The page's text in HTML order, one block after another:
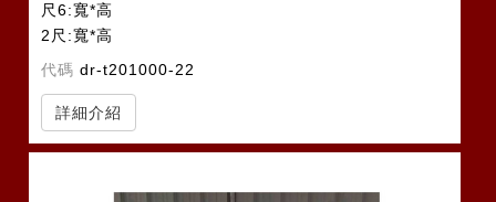
尺6:寬*高
2尺:寬*高
2尺2:寬*高
代碼 dr-t201000-22
詳細介紹